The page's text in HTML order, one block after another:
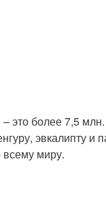
это более 7,5
эвкалипту и
всему миру.